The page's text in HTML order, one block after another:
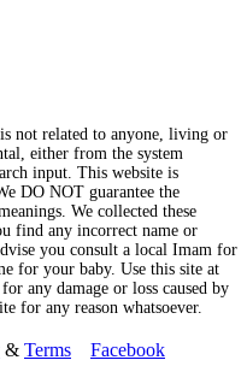
not related to anyone, living or
either from the system
input. This website is
DO NOT guarantee the
We collected these
find any incorrect name or
you consult a local Imam for
for your baby. Use this site at
any damage or loss caused by
for any reason whatsoever.
& Terms
Facebook